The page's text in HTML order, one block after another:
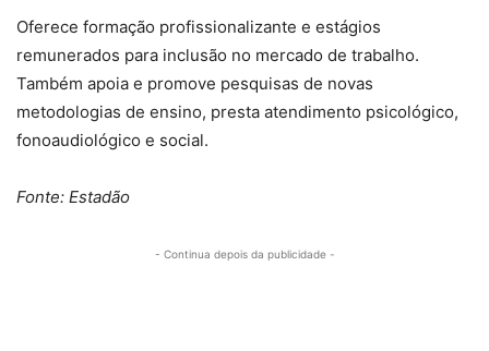
Oferece formação profissionalizante e estágios
remunerados para inclusão no mercado de trabalho.
Também apoia e promove pesquisas de novas
metodologias de ensino, presta atendimento psicológico,
fonoaudiológico e social.
Fonte: Estadão
- Continua depois da publicidade -